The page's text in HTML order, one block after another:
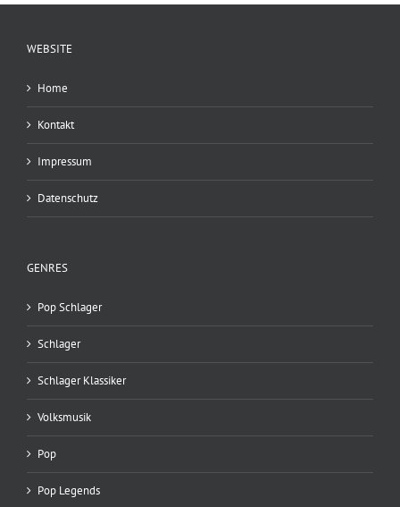
WEBSITE
Home
Kontakt
Impressum
Datenschutz
GENRES
Pop Schlager
Schlager
Schlager Klassiker
Volksmusik
Pop
Pop Legends